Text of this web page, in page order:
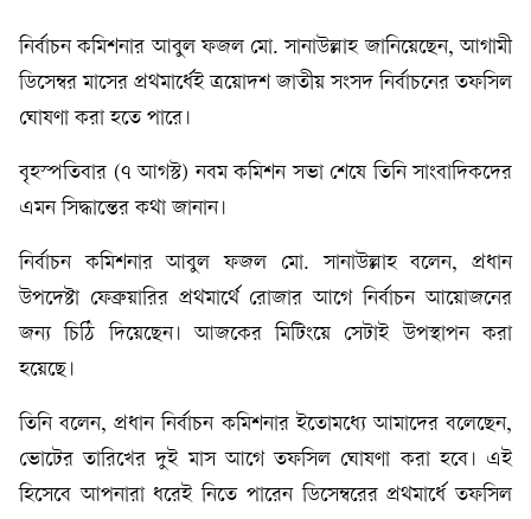
নির্বাচন কমিশনার আবুল ফজল মো. সানাউল্লাহ জানিয়েছেন, আগামী
ডিসেম্বর মাসের প্রথমার্ধেই ত্রয়োদশ জাতীয় সংসদ নির্বাচনের তফসিল
ঘোষণা করা হতে পারে।
বৃহস্পতিবার (৭ আগস্ট) নবম কমিশন সভা শেষে তিনি সাংবাদিকদের
এমন সিদ্ধান্তের কথা জানান।
নির্বাচন কমিশনার আবুল ফজল মো. সানাউল্লাহ বলেন, প্রধান
উপদেষ্টা ফেব্রুয়ারির প্রথমার্থে রোজার আগে নির্বাচন আয়োজনের
জন্য চিঠি দিয়েছেন। আজকের মিটিংয়ে সেটাই উপস্থাপন করা
হয়েছে।
তিনি বলেন, প্রধান নির্বাচন কমিশনার ইতোমধ্যে আমাদের বলেছেন,
ভোটের তারিখের দুই মাস আগে তফসিল ঘোষণা করা হবে। এই
হিসেবে আপনারা ধরেই নিতে পারেন ডিসেম্বরের প্রথমার্ধে তফসিল